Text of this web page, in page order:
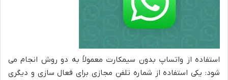
استفاده از واتساپ بدون سیمکارت معمولاً به دو روش انجام می
شود: یکی استفاده از شماره تلفن مجازی برای فعال سازی و دیگری